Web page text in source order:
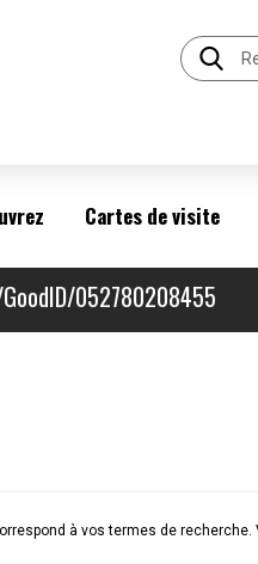
Cartes de visite
052780208455
à vos termes de